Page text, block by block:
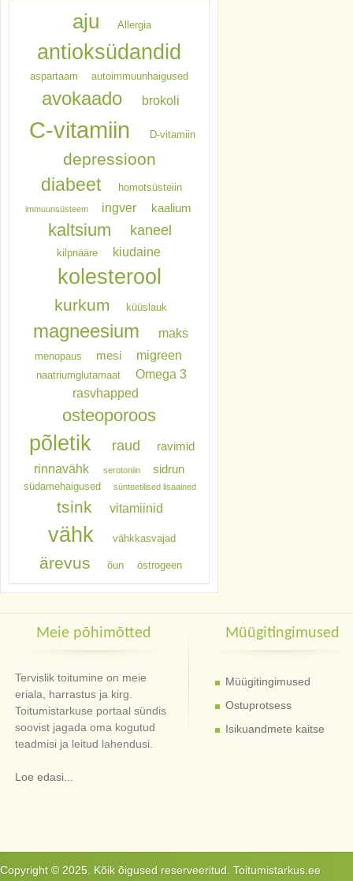
aju Allergia
antioksüdandid
aspartaam autoimmuunhaigused
avokaado brokoli
C-vitamiin D-vitamiin
depressioon
diabeet homotsüsteiin
immuunsüsteem ingver kaalium
kaltsium kaneel
kilpnääre kiudaine
kolesterool
kurkum küüslauk
magneesium maks
menopaus mesi migreen
naatriumglutamaat
Omega 3
rasvhapped
osteoporoos
põletik raud ravimid
rinnavähk serotoniin sidrun
südamehaigused sünteetilised lisaained
tsink vitamiinid
vähk vähkkasvajad
ärevus õun östrogeen
Meie põhimõtted
Tervislik toitumine on meie
eriala, harrastus ja kirg.
Toitumistarkuse portaal sündis
soovist jagada oma kogutud
teadmisi ja leitud lahendusi.
Loe edasi...
Müügitingimused
Müügitingimused
Ostuprotsess
Isikuandmete kaitse
Copyright © 2025. Kõik õigused reserveeritud. Toitumistarkus.ee